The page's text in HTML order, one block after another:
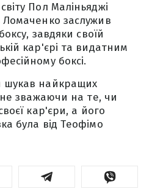
Пол Маліньяджі
заслужив
завдяки своїй
кар'єрі та видатним
боксі.
шукав найкращих
не зважаючи на те, чи
кар'єри, а його
була від Теофімо